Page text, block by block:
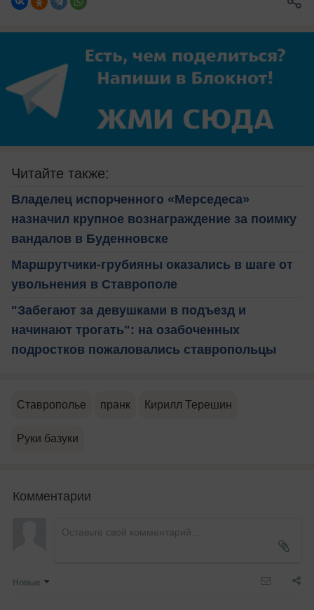
Читайте также:
Владелец испорченного «Мерседеса»
назначил крупное вознаграждение за поимку
вандалов в Буденновске
Маршрутчики-грубияны оказались в шаге от
увольнения в Ставрополе
"Забегают за девушками в подъезд и
начинают трогать": на озабоченных
подростков пожаловались ставропольцы
Ставрополье пранк Кирилл Терешин
Руки базуки
Комментарии
Новые